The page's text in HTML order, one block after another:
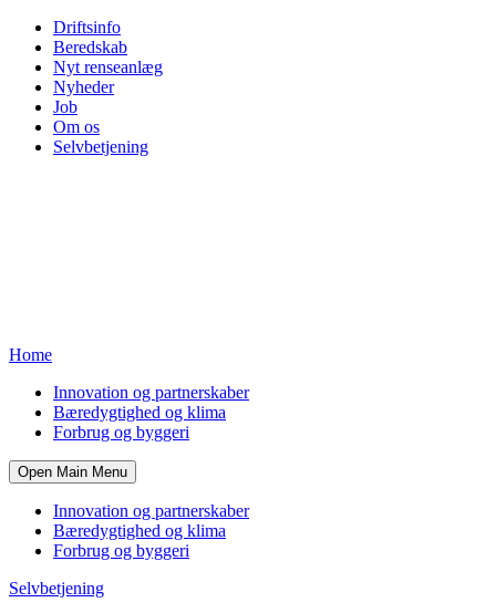
Driftsinfo
Beredskab
Nyt renseanlæg
Nyheder
Job
Om os
Selvbetjening
Home
Innovation og partnerskaber
Bæredygtighed og klima
Forbrug og byggeri
Open Main Menu
Innovation og partnerskaber
Bæredygtighed og klima
Forbrug og byggeri
Selvbetjening